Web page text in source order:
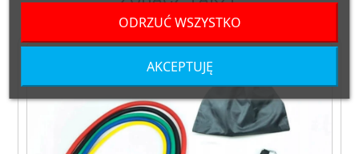
ODRZUĆ WSZYSTKO
AKCEPTUJĘ